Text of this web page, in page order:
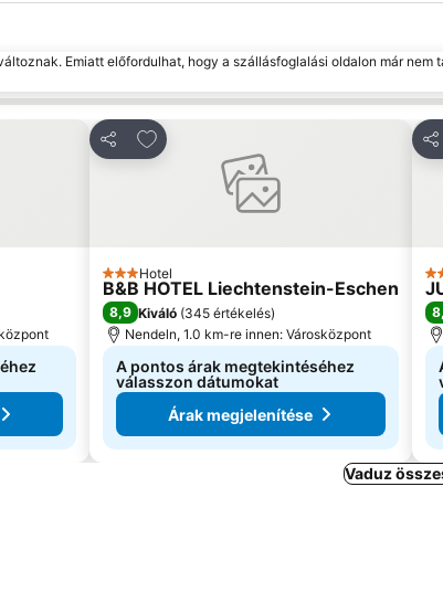
Emiatt előfordulhat, hogy a szállásfoglalási oldalon már nem
Megosztás
Hozzáadás a kedvencekhez
3 Kategória
Hotel
B&B HOTEL Liechtenstein-Eschen
8,9 Kiváló (345 értékelés)
Nendeln, 1.0 km-re innen: Városközpont
A pontos árak megtekintéséhez
válasszon dátumokat
Árak megjelenítése
3
Vaduz